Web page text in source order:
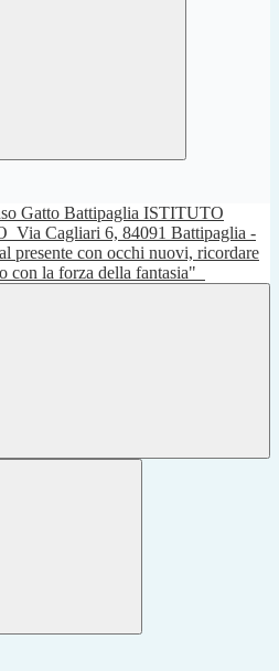
ISTITUTO
Via Cagliari 6, 84091 Battipaglia -
presente con occhi nuovi, ricordare
con la forza della fantasia"